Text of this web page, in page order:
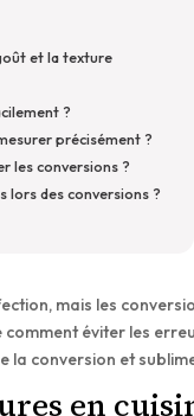
et la texture
?
précisément ?
les conversions ?
lors des conversions ?
mais les
éviter les
la conversion et
en